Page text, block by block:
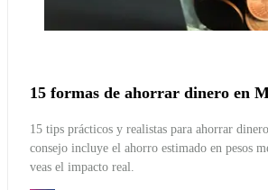
15 formas de ahorrar dinero en
15 tips prácticos y realistas para ahorrar
consejo incluye el ahorro estimado en pesos
veas el impacto real.